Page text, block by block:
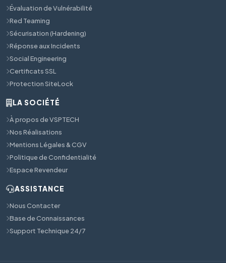
Évaluation de Vulnérabilité
Red Teaming
Sécurisation (Hardening)
Réponse aux Incidents
Social Engineering
Certificats SSL
Protection SiteLock
LA SOCIÉTÉ
À propos de VSPTECH
Nos Réalisations
Mentions Légales & CGV
Politique de Confidentialité
Espace Revendeur
ASSISTANCE
Nous Contacter
Base de Connaissances
Support Technique 24/7